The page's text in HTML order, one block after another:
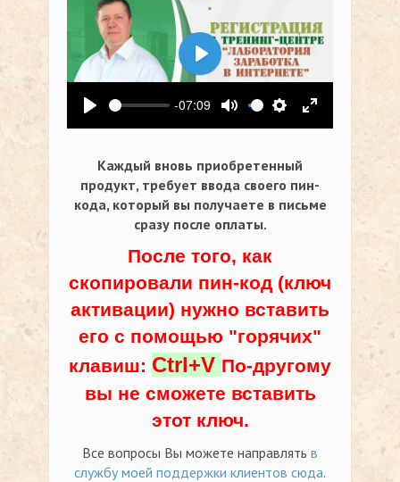
Воспроизвести
-07:09
Выключить звук
Настройки
На весь
Воспроизвести
Каждый вновь приобретенный
продукт, требует ввода своего пин-
кода, который вы получаете в письме
сразу после оплаты.
После того, как
скопировали пин-код (ключ
активации) нужно вставить
его с помощью "горячих"
клавиш: Ctrl+V По-другому
вы не сможете вставить
этот ключ.
Все вопросы Вы можете направлять в
службу моей поддержки клиентов сюда.